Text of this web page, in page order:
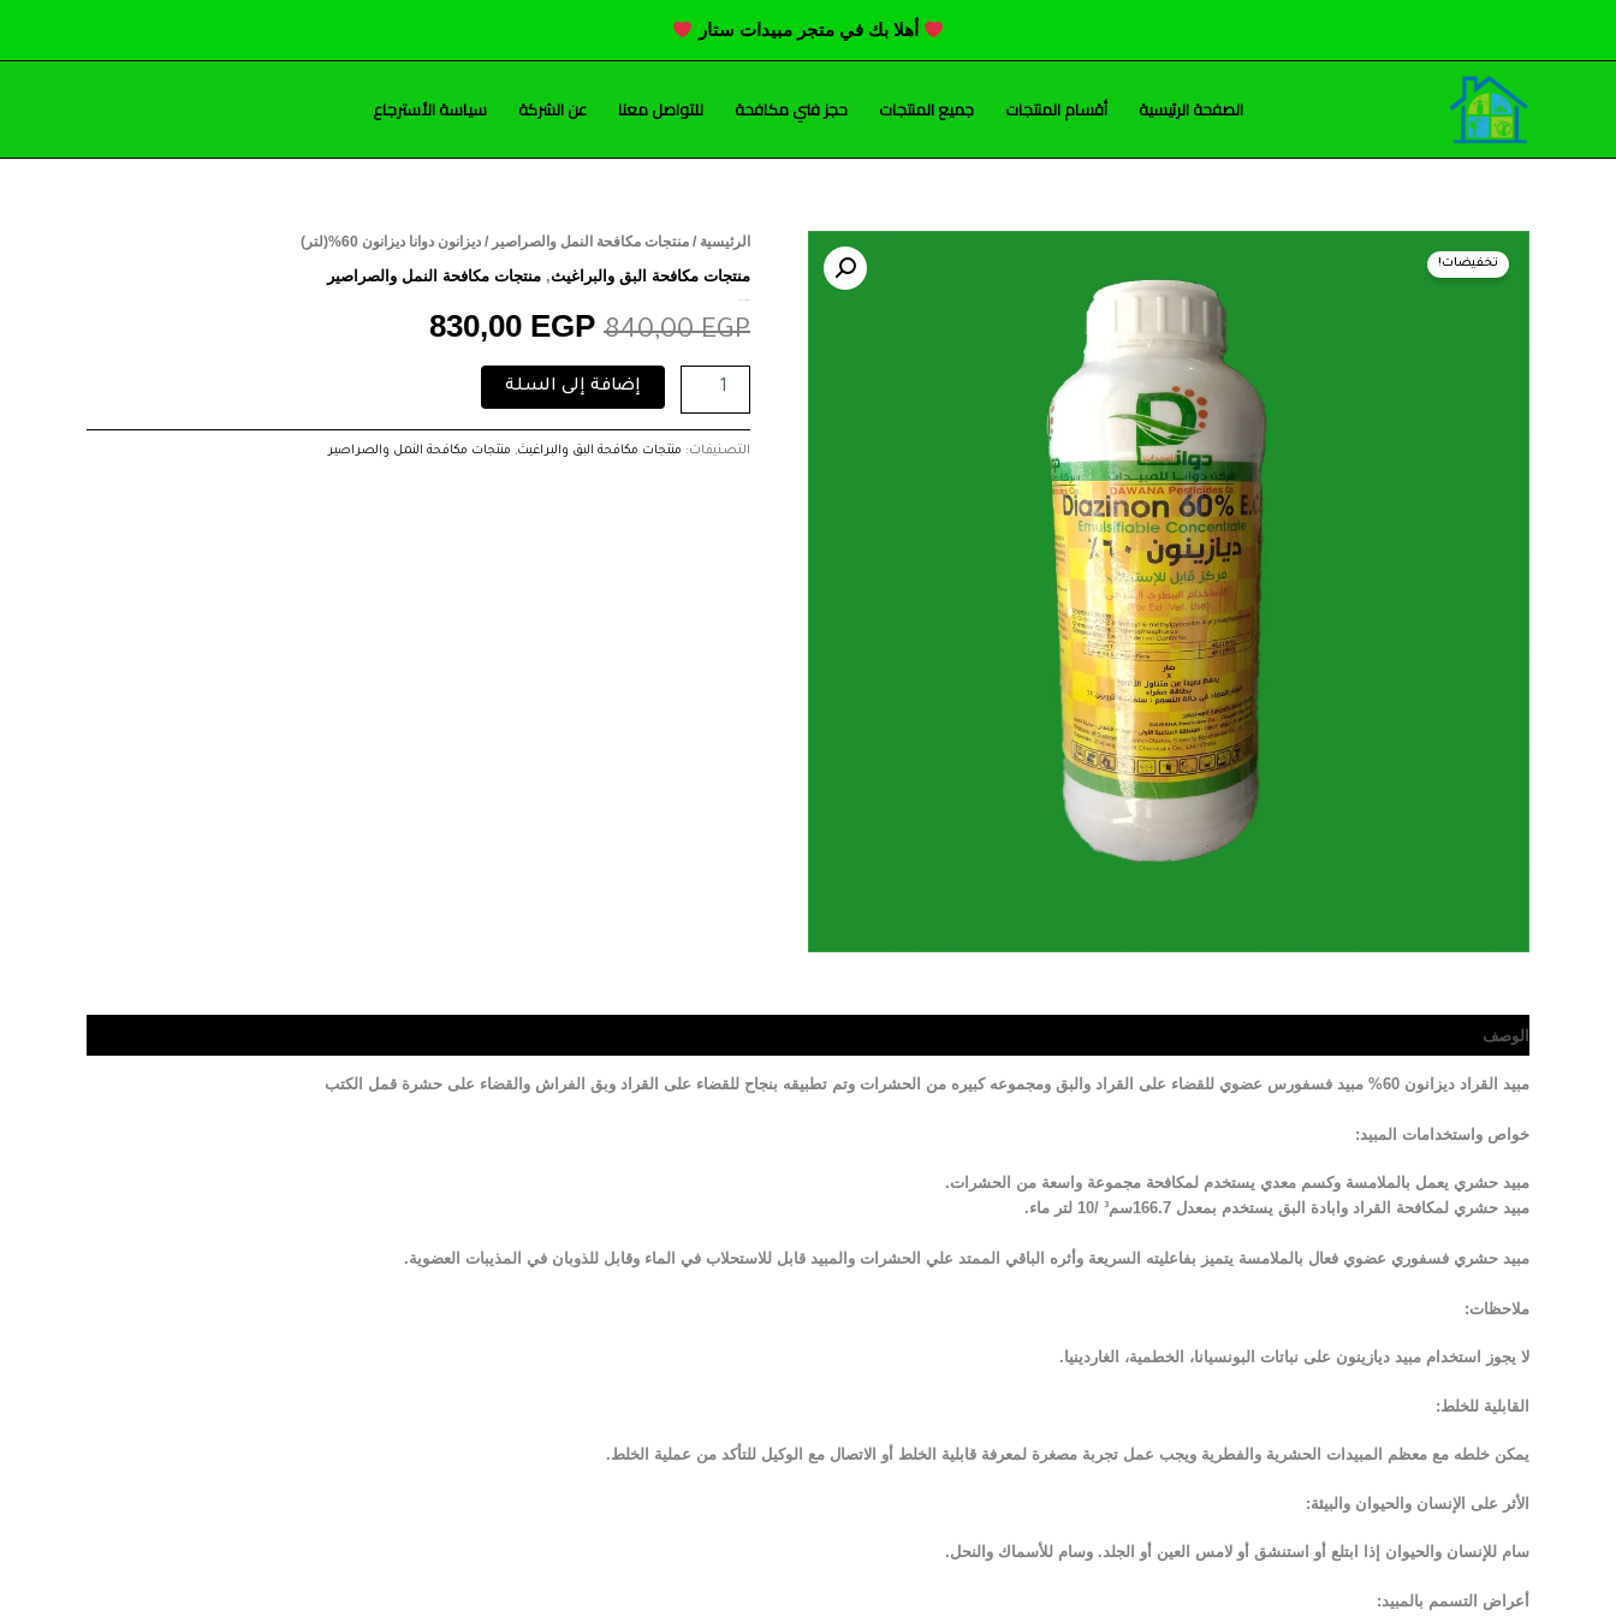
المحتوى
أهلا بك في متجر مبيدات ستار
الصفحة الرئيسية أقسام المنتجات جميع المنتجات حجز فني مكافحة للتواصل معنا عن الشركة سياسة الأسترجاع
تخفيضات!
الرئيسية / منتجات مكافحة النمل والصراصير / ديزانون دوانا ديزانون 60%(لتر)
منتجات مكافحة البق والبراغيث, منتجات مكافحة النمل والصراصير
840,00EGP
السعر
840,00 EGP.
830,00 EGP
السعر
كمية
ديزانون
ديزانون
60%
(لتر)
إضافة إلى السلة
التصنيفات: منتجات مكافحة البق والبراغيث, منتجات مكافحة النمل والصراصير
الوصف
مبيد القراد ديزانون 60% مبيد فسفورس عضوي للقضاء على القراد والبق ومجموعه كبيره من الحشرات وتم تطبيقه بنجاح للقضاء على القراد وبق الفراش والقضاء على حشرة قمل الكتب
خواص واستخدامات المبيد:
مبيد حشري يعمل بالملامسة وكسم معدي يستخدم لمكافحة مجموعة واسعة من الحشرات.
مبيد حشري لمكافحة القراد وابادة البق يستخدم بمعدل 166.7سم³ /10 لتر ماء.
مبيد حشري فسفوري عضوي فعال بالملامسة يتميز بفاعليته السريعة وأثره الباقي الممتد علي الحشرات والمبيد قابل للاستحلاب في الماء وقابل للذوبان في المذيبات العضوية.
ملاحظات:
لا يجوز استخدام مبيد ديازينون على نباتات البونسيانا، الخطمية، الغاردينيا.
القابلية للخلط:
يمكن خلطه مع معظم المبيدات الحشرية والفطرية ويجب عمل تجربة مصغرة لمعرفة قابلية الخلط أو الاتصال مع الوكيل للتأكد من عملية الخلط.
الأثر على الإنسان والحيوان والبيئة:
سام للإنسان والحيوان إذا ابتلع أو استنشق أو لامس العين أو الجلد. وسام للأسماك والنحل.
أعراض التسمم بالمبيد: